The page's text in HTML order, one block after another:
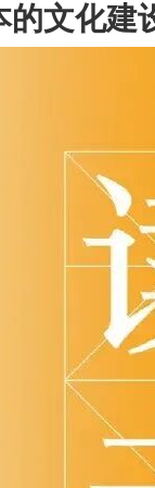
的文化建